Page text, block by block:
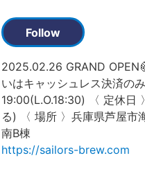
Follow
2025.02.26 GRAND
いはキャッシュレス決済の
19:00(L.O.18:30) 〈 定休日
る) 〈 場所 〉兵庫県芦屋市
南B棟
https://sailors-brew.com